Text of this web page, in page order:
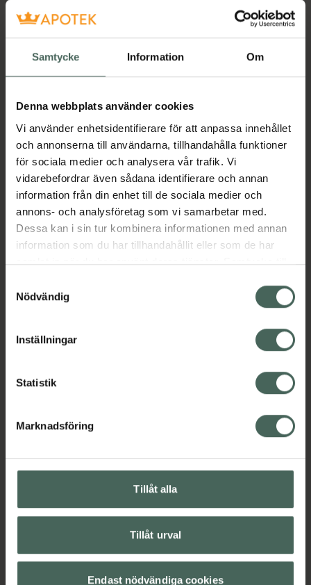
Samtycke Information Om
Denna webbplats använder cookies
Vi använder enhetsidentifierare för att anpassa innehållet
och annonserna till användarna, tillhandahålla funktioner
för sociala medier och analysera vår trafik. Vi
vidarebefordrar även sådana identifierare och annan
information från din enhet till de sociala medier och
annons- och analysföretag som vi samarbetar med.
Dessa kan i sin tur kombinera informationen med annan
information som du har tillhandahållit eller som de har
samlat in när du har använt deras tjänster. Samtycke till
återkalla ditt samtycke via webbplatsens
cookieinställningar. Ett återkallat samtycke påverkar inte
lagligheten av behandling som skett innan återkallelsen.
Nödvändig
Inställningar
Statistik
Marknadsföring
Tillåt alla
Tillåt urval
Endast nödvändiga cookies
776,70 kr
I apotek: 776,70 kr
Aktuella erbjudanden
Beskrivning Dölj
EAN:05099151933201
syd till Lappland i norr, och online i mobilen och på
hjälpa just dig att må lite bättre. Välkommen att prata
med oss.
Kundservice
Hitta apotek
Leverans, betalning och retur